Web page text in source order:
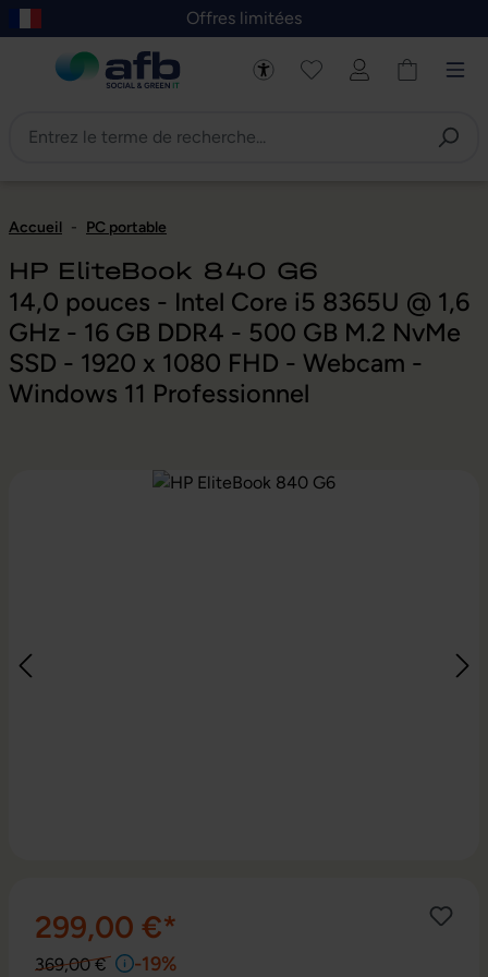
au contenu principal
Skip to B2B platform navigation
Offres limitées
Accueil - PC portable
HP EliteBook 840 G6
14,0 pouces - Intel Core i5 8365U @ 1,6
GHz - 16 GB DDR4 - 500 GB M.2 NvMe
SSD - 1920 x 1080 FHD - Webcam -
Windows 11 Professionnel
Ignorer la galerie d'images
299,00 €*
369,00 € -19%